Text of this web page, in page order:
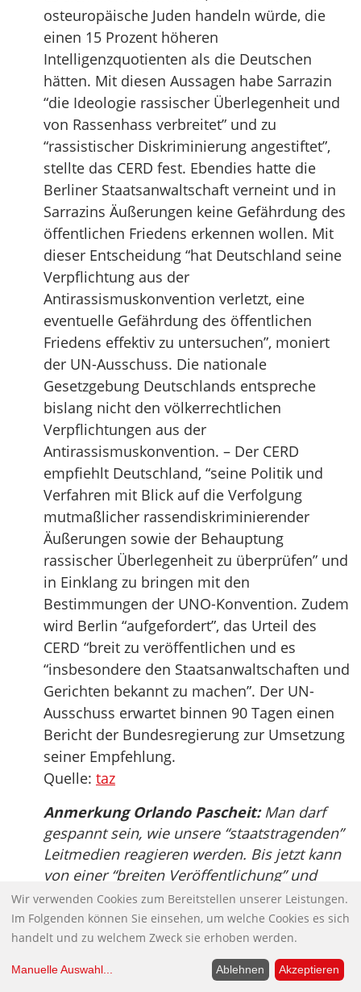
osteuropäische Juden handeln würde, die
einen 15 Prozent höheren
Intelligenzquotienten als die Deutschen
hätten. Mit diesen Aussagen habe Sarrazin
“die Ideologie rassischer Überlegenheit und
von Rassenhass verbreitet” und zu
“rassistischer Diskriminierung angestiftet”,
stellte das CERD fest. Ebendies hatte die
Berliner Staatsanwaltschaft verneint und in
Sarrazins Äußerungen keine Gefährdung des
öffentlichen Friedens erkennen wollen. Mit
dieser Entscheidung “hat Deutschland seine
Verpflichtung aus der
Antirassismuskonvention verletzt, eine
eventuelle Gefährdung des öffentlichen
Friedens effektiv zu untersuchen”, moniert
der UN-Ausschuss. Die nationale
Gesetzgebung Deutschlands entspreche
bislang nicht den völkerrechtlichen
Verpflichtungen aus der
Antirassismuskonvention. – Der CERD
empfiehlt Deutschland, “seine Politik und
Verfahren mit Blick auf die Verfolgung
mutmaßlicher rassendiskriminierender
Äußerungen sowie der Behauptung
rassischer Überlegenheit zu überprüfen” und
in Einklang zu bringen mit den
Bestimmungen der UNO-Konvention. Zudem
wird Berlin “aufgefordert”, das Urteil des
CERD “breit zu veröffentlichen und es
“insbesondere den Staatsanwaltschaften und
Gerichten bekannt zu machen”. Der UN-
Ausschuss erwartet binnen 90 Tagen einen
Bericht der Bundesregierung zur Umsetzung
seiner Empfehlung.
Quelle: taz
Anmerkung Orlando Pascheit:Man darf
gespannt sein, wie unsere “staatstragenden”
Leitmedien reagieren werden. Bis jetzt kann
von einer “breiten Veröffentlichung” und
Kommentierung weder seitens der
Regierung noch der Medien die Rede sein –
mit Ausnahme der “taz”. Was man nicht
genug hervorheben kann.
Wir verwenden Cookies zum Bereitstellen unserer Leistungen.
Im Folgenden können Sie einsehen, um welche Cookies es sich
handelt und zu welchem Zweck sie erhoben werden.
Manuelle Auswahl... Ablehnen Akzeptieren